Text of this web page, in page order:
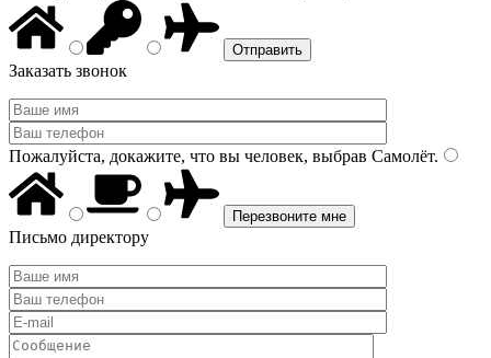
Заказать звонок
Пожалуйста, докажите, что вы человек, выбрав Самолёт.
Письмо директору